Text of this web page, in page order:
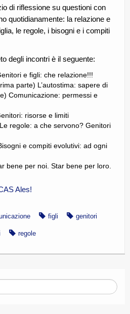
di riflessione su questioni con
quotidianamente: la relazione e
le regole, i bisogni e i compiti
degli incontri è il seguente:
e figli: che relazione!!!
parte) L’autostima: sapere di
Comunicazione: permessi e
risorse e limiti
regole: a che servono? Genitori
e compiti evolutivi: ad ogni
bene per noi. Star bene per loro.
Ales!
figli genitori
regole